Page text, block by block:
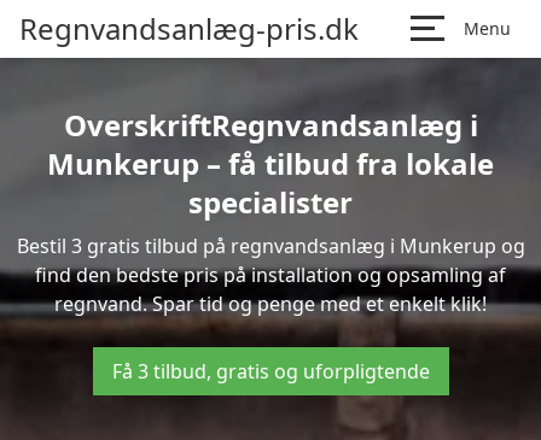
Regnvandsanlæg-pris.dk Menu
OverskriftRegnvandsanlæg i
Munkerup – få tilbud fra lokale
specialister
Bestil 3 gratis tilbud på regnvandsanlæg i Munkerup og
find den bedste pris på installation og opsamling af
regnvand. Spar tid og penge med et enkelt klik!
Få 3 tilbud, gratis og uforpligtende